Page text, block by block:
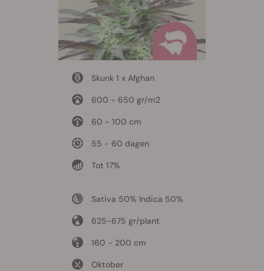
Skunk 1 x Afghan
600 - 650 gr/m2
60 - 100 cm
55 - 60 dagen
Tot 17%
Sativa 50% Indica 50%
625-675 gr/plant
160 - 200 cm
Oktober